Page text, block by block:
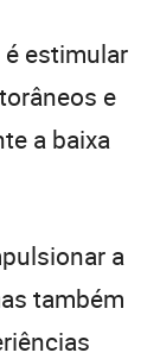
estimular
e
a baixa
a
também